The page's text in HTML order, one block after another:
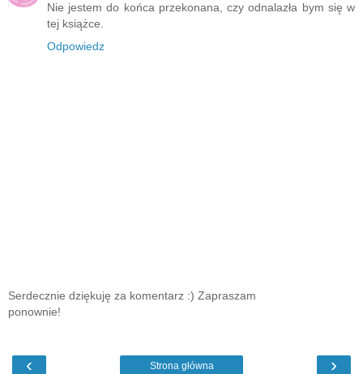
Nie jestem do końca przekonana, czy odnalazła bym się w
tej książce.
Odpowiedz
Serdecznie dziękuję za komentarz :) Zapraszam
ponownie!
‹ ›
Strona główna